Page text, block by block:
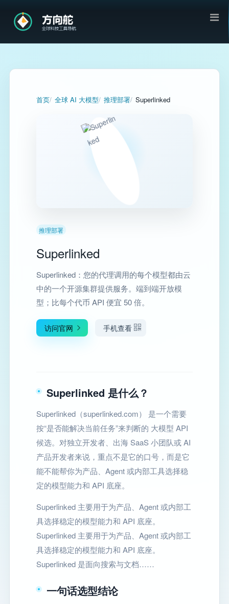
首页 全球 AI 大模型 推理部署 Superlinked
推理部署
Superlinked
Superlinked：您的代理调用的每个模型都由云
中的一个开源集群提供服务。端到端开放模
型；比每个代币 API 便宜 50 倍。
访问官网 手机查看
Superlinked 是什么？
Superlinked（superlinked.com） 是一个需要
按“是否能解决当前任务”来判断的 大模型 API
候选。对独立开发者、出海 SaaS 小团队或 AI
产品开发者来说，重点不是它的口号，而是它
能不能帮你为产品、Agent 或内部工具选择稳
定的模型能力和 API 底座。
Superlinked 主要用于为产品、Agent 或内部工
具选择稳定的模型能力和 API 底座。
Superlinked 主要用于为产品、Agent 或内部工
具选择稳定的模型能力和 API 底座。
Superlinked 是面向搜索与文档……
一句话选型结论